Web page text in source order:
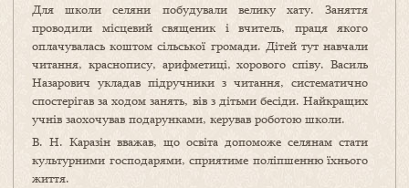
Для школи селяни побудували велику хату. Заняття
проводили місцевий священик і вчитель, праця якого
оплачувалась коштом сільської громади. Дітей тут навчали
читання, краснопису, арифметиці, хорового співу. Василь
Назарович укладав підручники з читання, систематично
спостерігав за ходом занять, вів з дітьми бесіди. Найкращих
учнів заохочував подарунками, керував роботою школи.
В. Н. Каразін вважав, що освіта допоможе селянам стати
культурними господарями, сприятиме поліпшенню їхнього
життя.